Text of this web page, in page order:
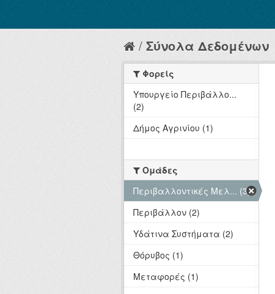
Σύνολα Δεδομένων
Φορείς
Υπουργείο Περιβάλλο...
(2)
Δήμος Αγρινίου (1)
Ομάδες
Περιβαλλοντικές Μελ... (3)
Περιβάλλον (2)
Υδάτινα Συστήματα (2)
Θόρυβος (1)
Μεταφορές (1)